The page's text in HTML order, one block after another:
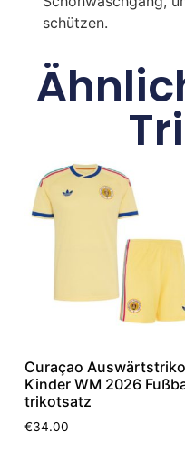
schützen.
Curaçao
Kinder WM 2026
trikotsatz
€34.00